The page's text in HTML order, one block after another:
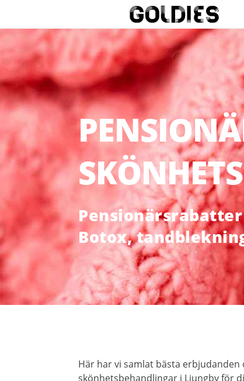
Botox,
Här har vi samlat bästa
skönhetsbehandlingar i Ljungby för